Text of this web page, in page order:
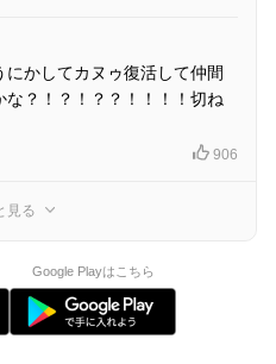
にかしてカヌゥ復活して仲間
な？！？！？？！！！！切ね
906
見る
Google Playはこちら